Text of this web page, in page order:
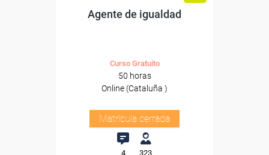
Agente de igualdad
Curso Gratuito
50 horas
Online (Cataluña )
Matrícula cerrada
4 323